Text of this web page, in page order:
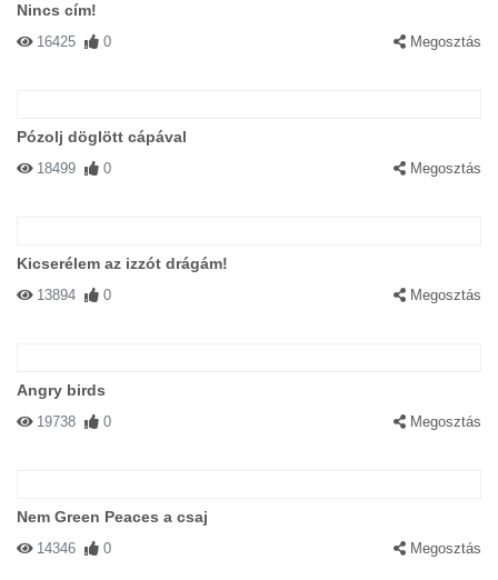
Nincs cím!
16425 0 Megosztás
Pózolj döglött cápával
18499 0 Megosztás
Kicserélem az izzót drágám!
13894 0 Megosztás
Angry birds
19738 0 Megosztás
Nem Green Peaces a csaj
14346 0 Megosztás